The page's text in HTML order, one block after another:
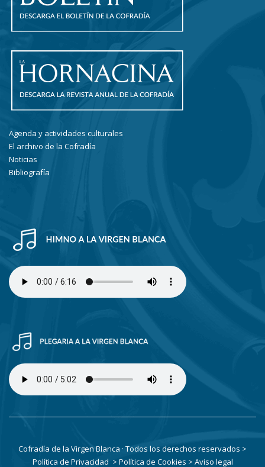
Agenda y actividades culturales
El archivo de la Cofradía
Noticias
Bibliografía
Cofradía de la Virgen Blanca · Todos los derechos reservados >
Política de Privacidad > Política de Cookies > Aviso legal